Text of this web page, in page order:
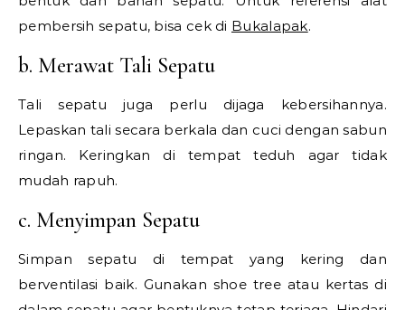
pembersih sepatu, bisa cek di Bukalapak.
b. Merawat Tali Sepatu
Tali sepatu juga perlu dijaga kebersihannya.
Lepaskan tali secara berkala dan cuci dengan sabun
ringan. Keringkan di tempat teduh agar tidak
mudah rapuh.
c. Menyimpan Sepatu
Simpan sepatu di tempat yang kering dan
berventilasi baik. Gunakan shoe tree atau kertas di